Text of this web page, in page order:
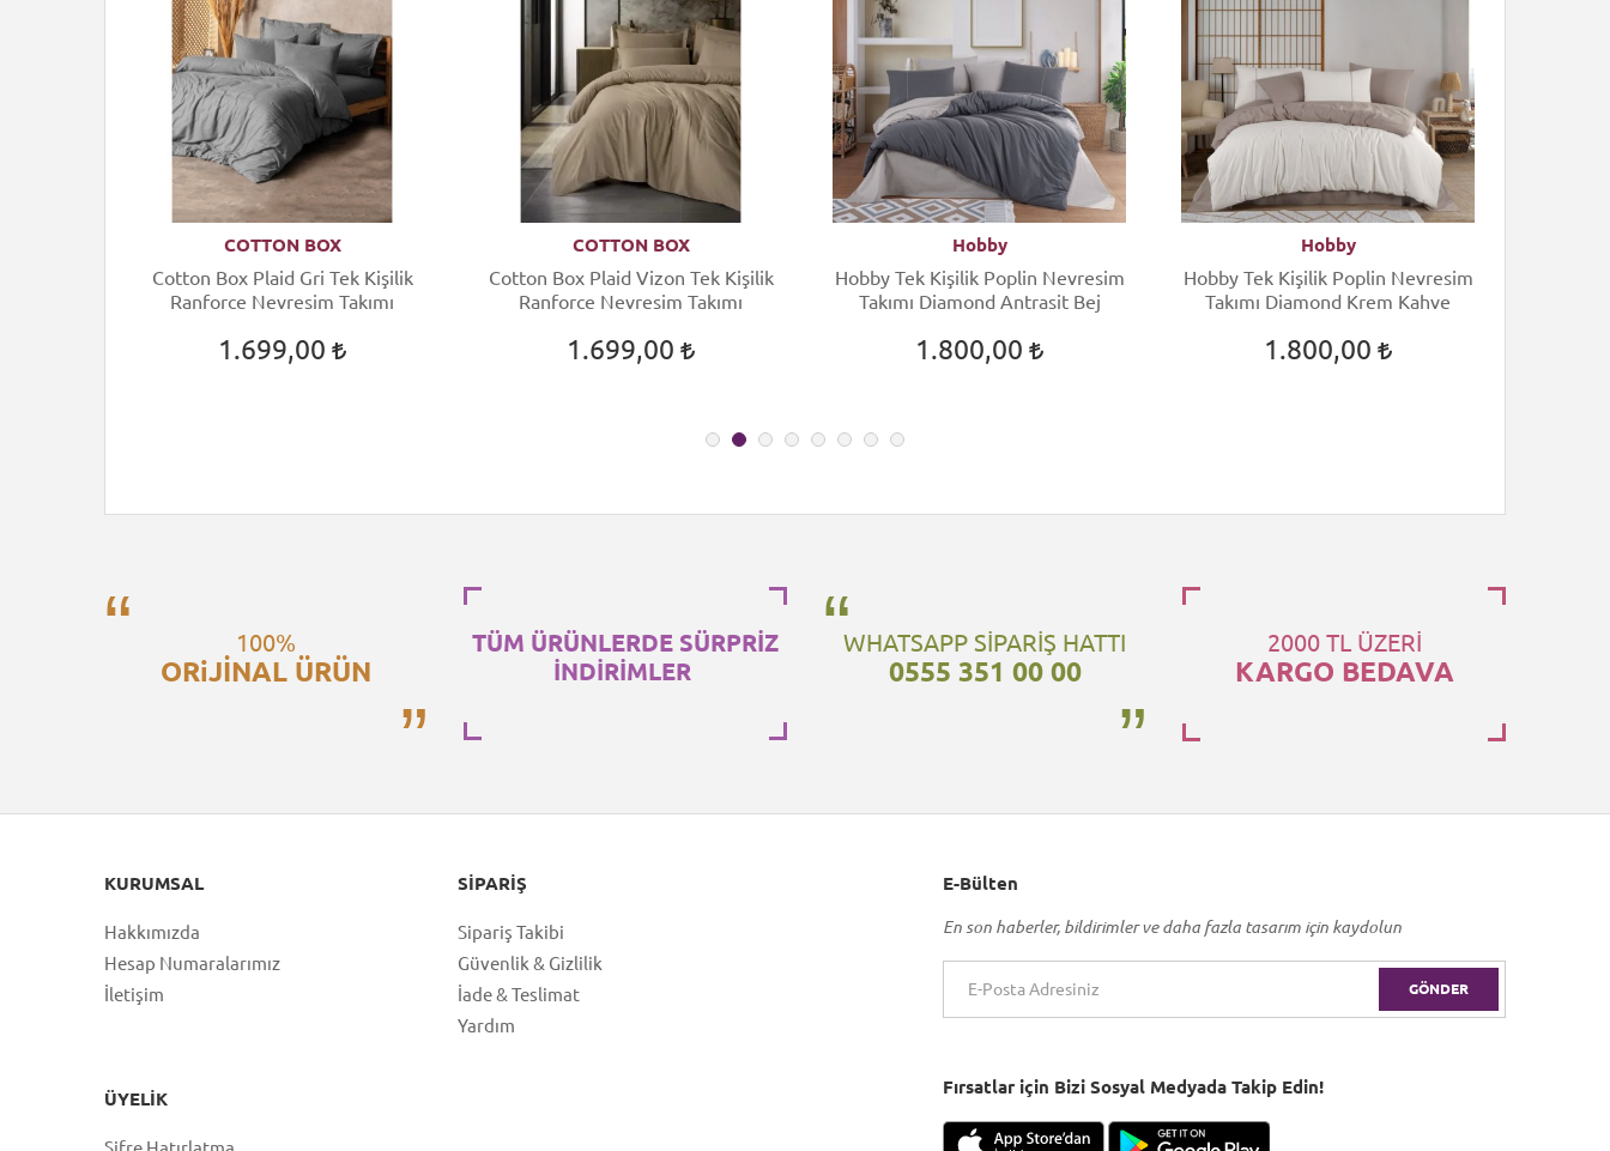
COTTON BOX
Cotton Box Plaid Gri Tek Kişilik
Ranforce Nevresim Takımı
1.699,00
COTTON BOX
Cotton Box Plaid Vizon Tek Kişilik
Ranforce Nevresim Takımı
1.699,00
Hobby
Hobby Tek Kişilik Poplin Nevresim
Takımı Diamond Antrasit Bej
1.800,00
Hobby
Hobby Tek Kişilik Poplin Nevresim
Takımı Diamond Krem Kahve
1.800,00
100%
ORiJİNAL ÜRÜN
TÜM ÜRÜNLERDE SÜRPRİZ
İNDİRİMLER
WHATSAPP SİPARİŞ HATTI
0555 351 00 00
2000 TL ÜZERİ
KARGO BEDAVA
KURUMSAL
Hakkımızda
Hesap Numaralarımız
İletişim
SIPARIŞ
Sipariş Takibi
Güvenlik & Gizlilik
İade & Teslimat
Yardım
ÜYELIK
E-Bülten
En son haberler, bildirimler ve daha fazla tasarım için kaydolun
GÖNDER
Fırsatlar için Bizi Sosyal Medyada Takip Edin!